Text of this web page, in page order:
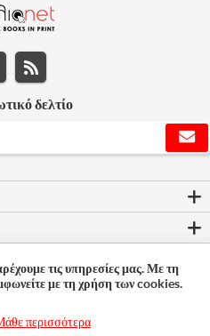
δελτίο
τις υπηρεσίες μας. Με τη
με τη χρήση των cookies.
περισσότερα